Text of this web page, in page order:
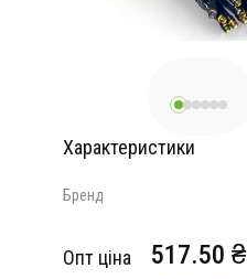
Характеристики
Бренд
Опт ціна 517.50 ₴